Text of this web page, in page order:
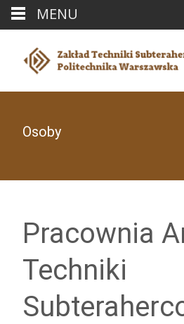
Osoby
Pracownia
Techniki
MENU